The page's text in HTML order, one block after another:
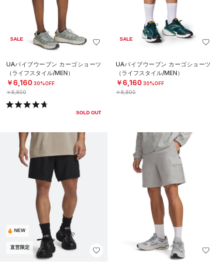
SALE
UAバイブウーブン カーゴショーツ
（ライフスタイル/MEN）
￥6,160 30%OFF
￥8,800
SOLD OUT
SALE
UAバイブウーブン カーゴショーツ
（ライフスタイル/MEN）
￥6,160 30%OFF
￥8,800
NEW
直営限定